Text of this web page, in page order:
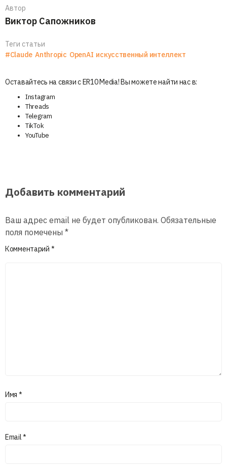
Автор
Виктор Сапожников
Теги статьи
#Claude Anthropic OpenAI искусственный интеллект
Оставайтесь на связи с ER10 Media! Вы можете найти нас в:
Instagram
Threads
Telegram
TikTok
YouTube
Добавить комментарий
Ваш адрес email не будет опубликован. Обязательные
поля помечены *
Комментарий *
Имя *
Email*